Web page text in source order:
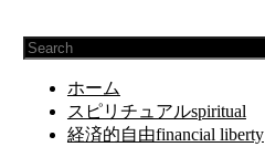
ホーム
スピリチュアルspiritual
経済的自由financial liberty